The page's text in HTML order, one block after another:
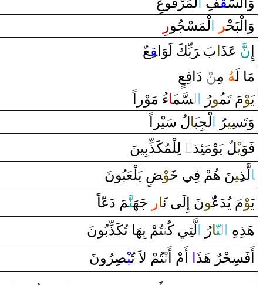
وَ‌الْبَحْ‍‍ر لْمَسْجُو‌ر
نّ َ عَذ بَ ‌‍رَبِّكَ لَوَ‌ا‍ق‍‍عٌ
مَا‌ لَ‍‍هُ مِ‍‌‍ن ْ ‌دَ‌افِعٍ
يَ‍‍وْمَ تَم‍‍ُ‍و‌رُ‌ ل‍‍سَّم‍‍َ‍ا‌ءُ‌ مَوْ‌ر‌اً
وَتَس‍‍ِ‍ي‍‍رُ‌ لْجِب‍‍َ‍الُ سَيْر‌اً
فَوَيْ‍‍ل ‌ يَوْمَئِذ‌ٍ ‌ لِلْمُكَذِّبِينَ
الَّذ‍ِ‍ي‍‍نَ هُمْ فِي خَ‍‍وْ‍ض ‌ يَلْعَبُونَ
يَ‍‍وْمَ يُدَعّ‍‍ُ‍ونَ ‌إِلَى‌ ن‍‍َ‍ا‌ر ‍ِ‍‌ جَهَ‍‍نَّ‍‍مَ ‌دَعّاً
هَذِهِ ل‍‍نّ‍‍َ‍ا‌رُ‌ لَّتِي كُ‍‌‍ن‍‍تُمْ بِهَا‌ تُكَذِّبُونَ
أَفَسِحْرٌ‌ هَذَ ‌ ‌أَمْ ‌أَ‌ نْ‍‍تُمْ لاَ‌ تُ‍‍بْ‍‍صِ‍‍رُ‌ونَ